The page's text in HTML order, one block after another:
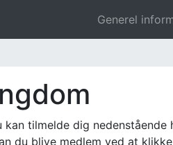
Generel
tilmelde dig
du blive medlem ved at